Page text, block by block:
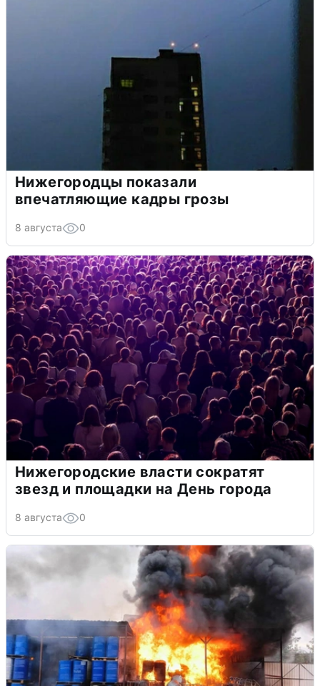
Нижегородцы показали
впечатляющие кадры грозы
8 августа 0
Нижегородские власти сократят
звезд и площадки на День города
8 августа 0